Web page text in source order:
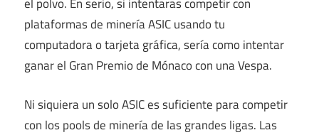
plataformas de minería ASIC usando tu
computadora o tarjeta gráfica, sería como intentar
ganar el Gran Premio de Mónaco con una Vespa.
Ni siquiera un solo ASIC es suficiente para competir
con los pools de minería de las grandes ligas. Las